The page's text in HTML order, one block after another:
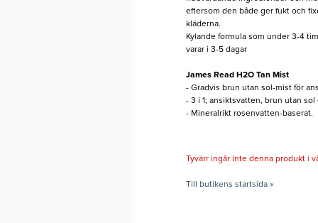
eftersom den både ger fukt och
kläderna.
Kylande formula som under 3-4
varar i 3-5 dagar
James Read H2O Tan Mist
- Gradvis brun utan sol-mist för
- 3 i 1; ansiktsvatten, brun utan
- Mineralrikt rosenvatten-baserat.
Tyvärr ingår inte denna produkt i
Till butikens startsida »